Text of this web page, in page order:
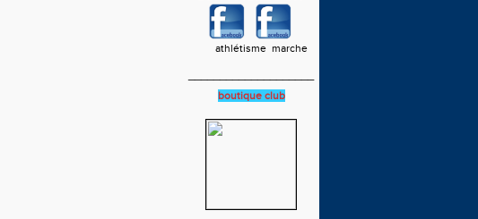
athlétisme marche
boutique club